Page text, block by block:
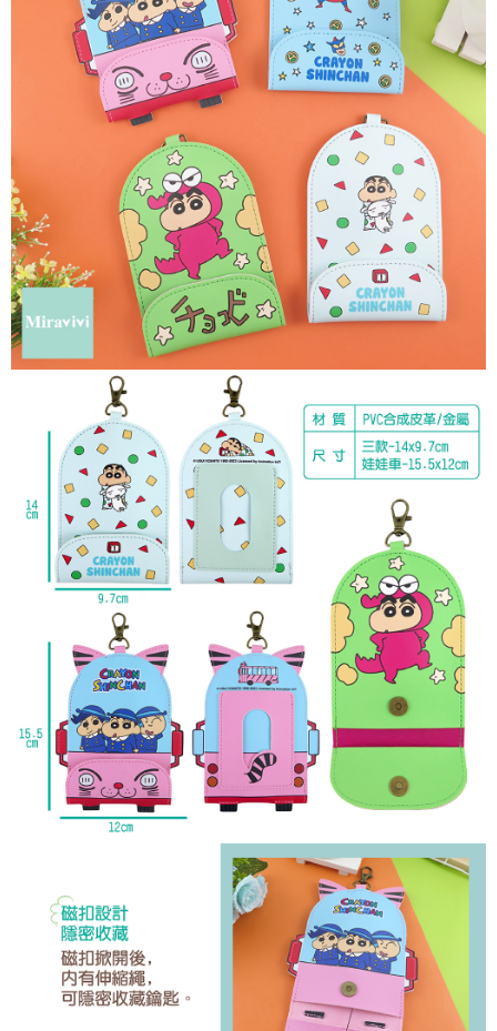
ATM／網路銀行／等多元方式進行付款，方視為交易完成。
※ 請注意：結帳手續完成當下不需立刻繳費，但若您需要取消訂單，請聯絡
購買商品的店家。未經商家同意取消之訂單仍視為有效，需透過AFTEE先享
後付繳納相關費用。
※ 交易是否成功請以「AFTEE先享後付 」之結帳頁面顯示為準，若有關於
是否繳費成功／繳費後需取消欲退款等相關疑問，請聯繫「AFTEE先享後付
客戶支援中心」https://netprotections.freshdesk.com/support/home
１．透過由恩沛科技股份有限公司提供之「AFTEE先享後付」服務完成之交
易，需依本服務之必要範圍內提供個人資料，並將交易相關給付款項請求債
權轉讓予恩沛科技股份有限公司。
２．關於個人資料處理事宜，請瀏覽以下網址：
https://aftee.tw/terms/#terms3
３．未成年的使用者請事先徵得法定代理人或監護人之同意方可使用
「AFTEE先享後付」，若未經同意申辦者引起之損失，本公司不負相關責
任。
４．使用「AFTEE先享後付」時，將依據個別帳號之用戶狀況，依本公司即
時審查核予不同之上限額度；若仍有額度不足之情形，本公司將視審查結果
請求用戶進行身份認證。
５．嚴禁一人註冊多個帳號或使用他人資訊註冊。若發現惡意使用之情形，
恩沛科技股份有限公司將有權停止該用戶之使用額度並採取法律行動。
7-11付款取貨
每筆NT$60，滿NT$499(含以上)免運費
付款後7-11取貨
每筆NT$60，滿NT$499(含以上)免運費
每筆NT$120，滿NT$499(含以上)免運費
海外宅配 查看運費